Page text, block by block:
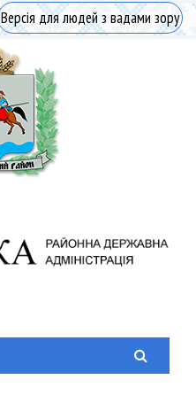
Версія для людей з вадами зору